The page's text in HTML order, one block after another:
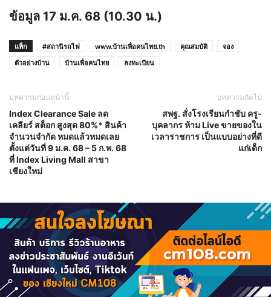
ข้อมูล 17 ม.ค. 68 (10.30 น.)
แท็ก #สถานีรถไฟ www.บ้านเพื่อคนไทย.th คุณสมบัติ
จอง
ตัวอย่างบ้าน
บ้านเพื่อคนไทย ลงทะเบียน
บทความก่อนหน้านี้
Index Clearance Sale ลด
เคลียร์ สต็อก สูงสุด 80%* สินค้า
จำนวนจำกัด หมดแล้วหมดเลย
ตั้งแต่วันที่ 9 ม.ค. 68 – 5 ก.พ. 68
ที่ Index Living Mall สาขา
เชียงใหม่
บทความถัดไป
สพฐ. สั่งโรงเรียนกำชับ ครู-
บุคลากร ห้าม Live ขายของใน
เวลาราชการ เป็นแบบอย่างที่ดี
แก่เด็ก